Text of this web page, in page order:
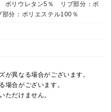
ポリウレタン5％ リブ部分：ポ
分：ポリエステル100％
異なる場合がございます。
場合がございます。
ただけません。